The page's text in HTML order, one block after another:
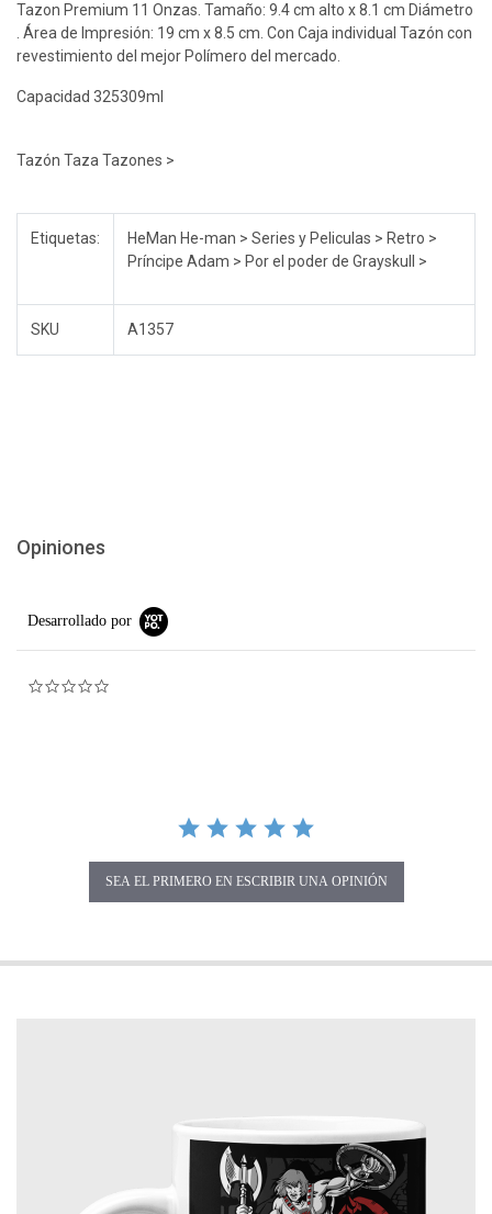
Tazon Premium 11 Onzas. Tamaño: 9.4 cm alto x 8.1 cm Diámetro
. Área de Impresión: 19 cm x 8.5 cm. Con Caja individual Tazón con
revestimiento del mejor Polímero del mercado.
Capacidad 325309ml
Tazón Taza Tazones >
Etiquetas:
HeMan He-man > Series y Peliculas > Retro >
Príncipe Adam > Por el poder de Grayskull >
SKU A1357
Opiniones
Desarrollado por
SEA EL PRIMERO EN ESCRIBIR UNA OPINIÓN